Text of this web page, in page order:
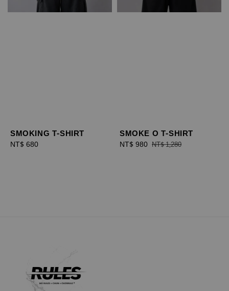
SMOKING T-SHIRT
Regular
NT$ 680
SMOKE O T-SHIRT
Sale
NT$ 980 Regular
NT$ 1,280